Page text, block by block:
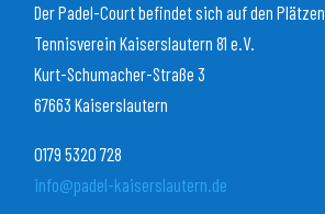
Der Padel-Court befindet sich auf den
Tennisverein Kaiserslautern 81 e.V.
Kurt-Schumacher-Straße 3
67663 Kaiserslautern
0179 5320 728
info@padel-kaiserslautern.de